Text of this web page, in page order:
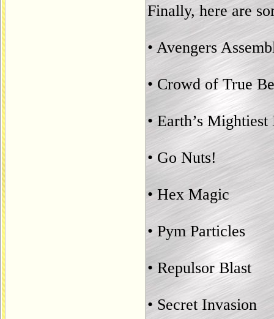
Finally, here are
• Avengers
• Crowd of True
• Earth’s Mightiest
• Go Nuts!
• Hex Magic
• Pym Particles
• Repulsor Blast
• Secret Invasion